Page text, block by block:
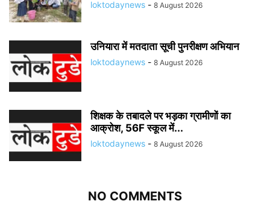
loktodaynews - 8 August 2026
उनियारा में मतदाता सूची पुनरीक्षण अभियान
loktodaynews - 8 August 2026
शिक्षक के तबादले पर भड़का ग्रामीणों का
आक्रोश, 56F स्कूल में...
loktodaynews - 8 August 2026
NO COMMENTS